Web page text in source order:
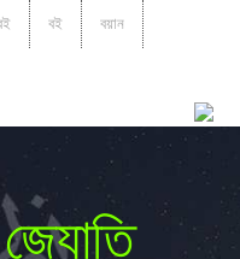
বই বয়ান